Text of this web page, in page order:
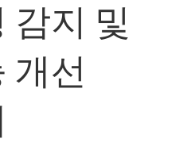
감지 및
개선